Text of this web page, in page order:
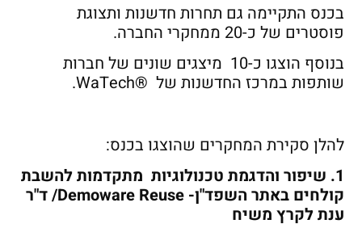
בכנס התקיימה גם תחרות חדשנות ותצוגת
פוסטרים של כ-20 ממחקרי החברה.
בנוסף הוצגו כ-10 מיצגים שונים של חברות
שותפות במרכז החדשנות של ®WaTech.
להלן סקירת המחקרים שהוצגו בכנס:
1. שיפור והדגמת טכנולוגיות מתקדמות להשבת
קולחים באתר השפד"ן- Demoware Reuse/ ד"ר
ענת לקרץ משיח